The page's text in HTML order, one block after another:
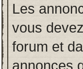
Les
vous
forum et
annonces